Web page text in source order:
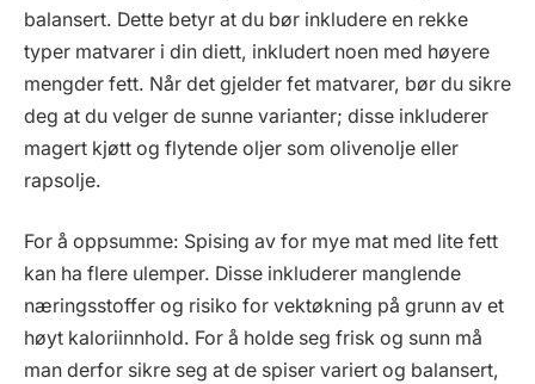
balansert. Dette betyr at du bør inkludere en rekke
typer matvarer i din diett, inkludert noen med høyere
mengder fett. Når det gjelder fet matvarer, bør du sikre
deg at du velger de sunne varianter; disse inkluderer
magert kjøtt og flytende oljer som olivenolje eller
rapsolje.
For å oppsumme: Spising av for mye mat med lite fett
kan ha flere ulemper. Disse inkluderer manglende
næringsstoffer og risiko for vektøkning på grunn av et
høyt kaloriinnhold. For å holde seg frisk og sunn må
man derfor sikre seg at de spiser variert og balansert,